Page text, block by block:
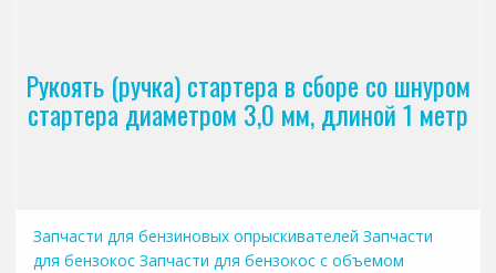
Рукоять (ручка) стартера в сборе со шнуром
стартера диаметром 3,0 мм, длиной 1 метр
Запчасти для бензиновых опрыскивателей Запчасти
для бензокос Запчасти для бензокос с объемом